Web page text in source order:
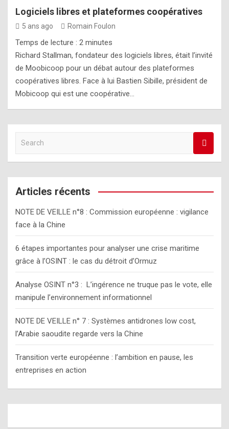
Logiciels libres et plateformes coopératives
5 ans ago Romain Foulon
Temps de lecture : 2 minutes
Richard Stallman, fondateur des logiciels libres, était l’invité
de Moobicoop pour un débat autour des plateformes
coopératives libres. Face à lui Bastien Sibille, président de
Mobicoop qui est une coopérative…
a
r
c
Articles récents
NOTE DE VEILLE n°8 : Commission européenne : vigilance
face à la Chine
6 étapes importantes pour analyser une crise maritime
grâce à l’OSINT : le cas du détroit d’Ormuz
Analyse OSINT n°3 : L’ingérence ne truque pas le vote, elle
manipule l’environnement informationnel
NOTE DE VEILLE n° 7 : Systèmes antidrones low cost,
l’Arabie saoudite regarde vers la Chine
Transition verte européenne : l’ambition en pause, les
entreprises en action